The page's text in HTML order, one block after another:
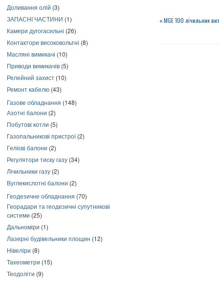
Доливання олій (3)
ЗАПАСНІ ЧАСТИНИ (1)
Камери дугогасильні (26)
Контактори високовольтні (8)
Масляні вимикачі (10)
Приводи вимикачів (5)
Релейний захист (10)
Ремонт кабелю (43)
Газове обладнання (148)
Азотні балони (2)
Побутові котли (5)
Газопальникові пристрої(2)
Гелієві балони (2)
Регулятори тиску газу (34)
Лічильники газу (2)
Вуглекислотні балони (2)
Геодезичне обладнання (70)
Георадари та геодезичні супутникові
системи (25)
Дальноміри (1)
Лазерні будівельники площин (12)
Нівеліри (8)
Тахеометри (15)
Теодоліти (9)
«MGE 100 лічильник